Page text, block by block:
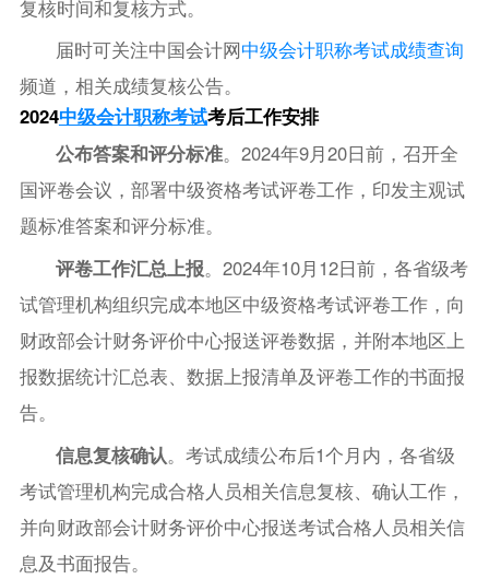
复核时间和复核方式。
届时可关注中国会计网中级会计职称考试成绩查询
频道，相关成绩复核公告。
2024中级会计职称考试考后工作安排
公布答案和评分标准。2024年9月20日前，召开全
国评卷会议，部署中级资格考试评卷工作，印发主观试
题标准答案和评分标准。
评卷工作汇总上报。2024年10月12日前，各省级考
试管理机构组织完成本地区中级资格考试评卷工作，向
财政部会计财务评价中心报送评卷数据，并附本地区上
报数据统计汇总表、数据上报清单及评卷工作的书面报
告。
信息复核确认。考试成绩公布后1个月内，各省级
考试管理机构完成合格人员相关信息复核、确认工作，
并向财政部会计财务评价中心报送考试合格人员相关信
息及书面报告。